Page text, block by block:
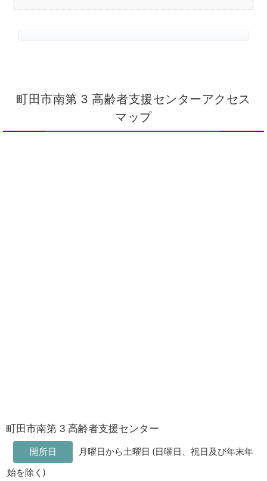
町田市南第 3 高齢者支援センターアクセス
マップ
町田市南第 3 高齢者支援センター
開所日 月曜日から土曜日 (日曜日、祝日及び年末年
始を除く)